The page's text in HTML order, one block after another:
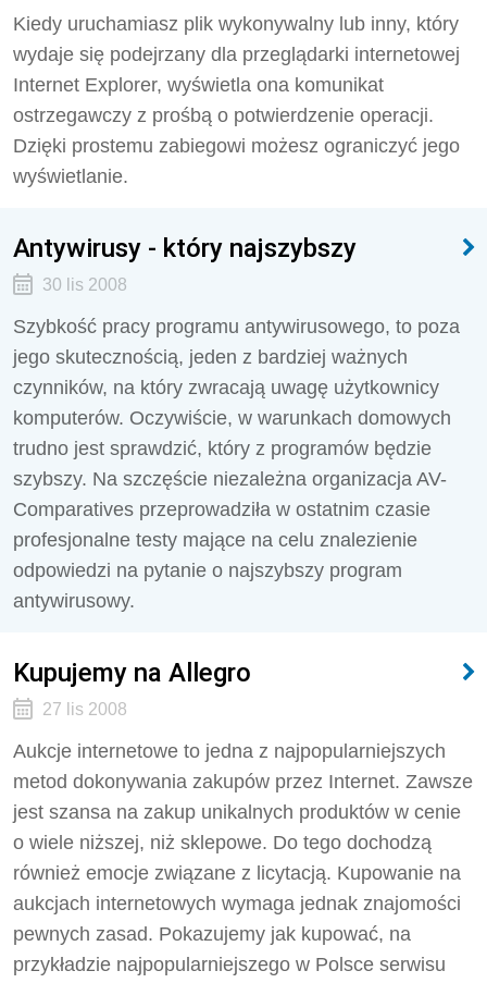
Kiedy uruchamiasz plik wykonywalny lub inny, który
wydaje się podejrzany dla przeglądarki internetowej
Internet Explorer, wyświetla ona komunikat
ostrzegawczy z prośbą o potwierdzenie operacji.
Dzięki prostemu zabiegowi możesz ograniczyć jego
wyświetlanie.
Antywirusy - który najszybszy
30 lis 2008
Szybkość pracy programu antywirusowego, to poza
jego skutecznością, jeden z bardziej ważnych
czynników, na który zwracają uwagę użytkownicy
komputerów. Oczywiście, w warunkach domowych
trudno jest sprawdzić, który z programów będzie
szybszy. Na szczęście niezależna organizacja AV-
Comparatives przeprowadziła w ostatnim czasie
profesjonalne testy mające na celu znalezienie
odpowiedzi na pytanie o najszybszy program
antywirusowy.
Kupujemy na Allegro
27 lis 2008
Aukcje internetowe to jedna z najpopularniejszych
metod dokonywania zakupów przez Internet. Zawsze
jest szansa na zakup unikalnych produktów w cenie
o wiele niższej, niż sklepowe. Do tego dochodzą
również emocje związane z licytacją. Kupowanie na
aukcjach internetowych wymaga jednak znajomości
pewnych zasad. Pokazujemy jak kupować, na
przykładzie najpopularniejszego w Polsce serwisu